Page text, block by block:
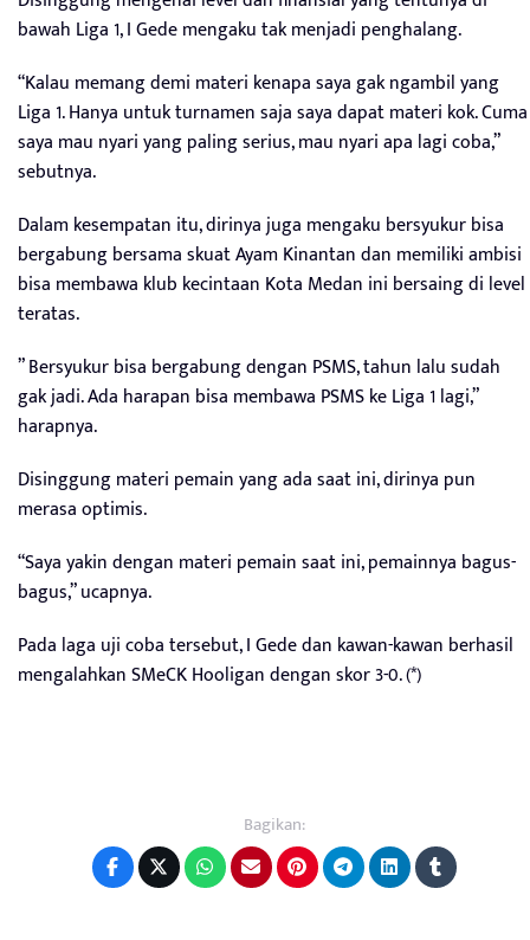
bawah Liga 1, I Gede mengaku tak menjadi penghalang.
“Kalau memang demi materi kenapa saya gak ngambil yang
Liga 1. Hanya untuk turnamen saja saya dapat materi kok. Cuma
saya mau nyari yang paling serius, mau nyari apa lagi coba,”
sebutnya.
Dalam kesempatan itu, dirinya juga mengaku bersyukur bisa
bergabung bersama skuat Ayam Kinantan dan memiliki ambisi
bisa membawa klub kecintaan Kota Medan ini bersaing di level
teratas.
” Bersyukur bisa bergabung dengan PSMS, tahun lalu sudah
gak jadi. Ada harapan bisa membawa PSMS ke Liga 1 lagi,”
harapnya.
Disinggung materi pemain yang ada saat ini, dirinya pun
merasa optimis.
“Saya yakin dengan materi pemain saat ini, pemainnya bagus-
bagus,” ucapnya.
Pada laga uji coba tersebut, I Gede dan kawan-kawan berhasil
mengalahkan SMeCK Hooligan dengan skor 3-0. (*)
Bagikan: